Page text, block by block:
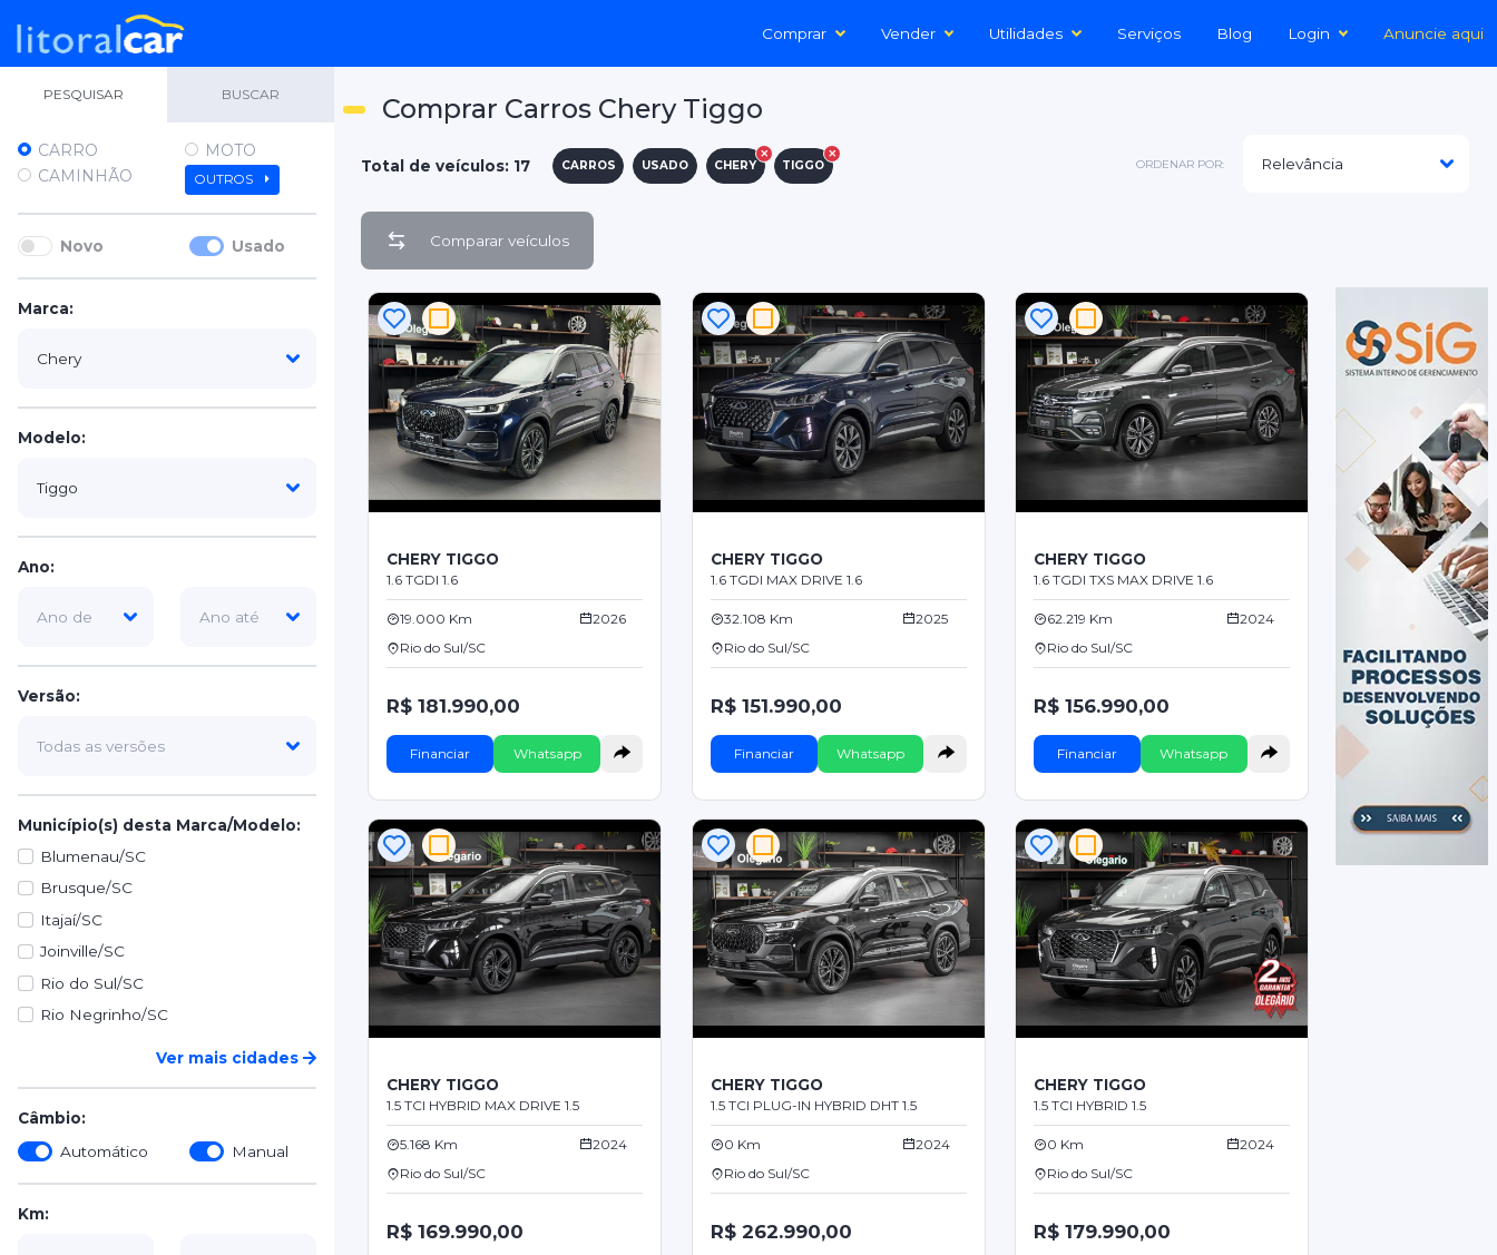
Comprar Vender Utilidades Serviços Blog Login Anuncie aqui
PESQUISAR BUSCAR
CARRO
MOTO
CAMINHÃO
OUTROS
Novo Usado
Marca:
Modelo:
Ano:
Versão:
Município(s) desta Marca/Modelo:
Blumenau/SC
Brusque/SC
Itajaí/SC
Joinville/SC
Rio do Sul/SC
Rio Negrinho/SC
Ver mais cidades
Câmbio:
Automático
Manual
Km:
Comprar Carros Chery Tiggo
Total de veículos: 17 CARROS USADO CHERY TIGGO ORDENAR POR:
Comparar veículos
CHERY TIGGO
1.6 TGDI 1.6
19.000 Km
2026
Rio do Sul/SC
R$ 181.990,00
Financiar Whatsapp
CHERY TIGGO
1.6 TGDI MAX DRIVE 1.6
32.108 Km
2025
Rio do Sul/SC
R$ 151.990,00
Financiar Whatsapp
CHERY TIGGO
1.6 TGDI TXS MAX DRIVE 1.6
62.219 Km
2024
Rio do Sul/SC
R$ 156.990,00
Financiar Whatsapp
CHERY TIGGO
1.5 TCI HYBRID MAX DRIVE 1.5
5.168 Km
2024
Rio do Sul/SC
R$ 169.990,00
CHERY TIGGO
1.5 TCI PLUG-IN HYBRID DHT 1.5
0 Km
2024
Rio do Sul/SC
R$ 262.990,00
CHERY TIGGO
1.5 TCI HYBRID 1.5
0 Km
2024
Rio do Sul/SC
R$ 179.990,00